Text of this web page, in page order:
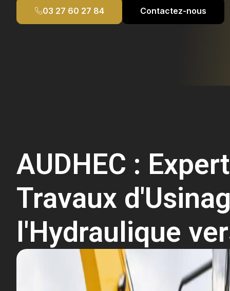
03 27 60 27 84 Contactez-nous
AUDHEC :
Travaux
l'Hydraulique